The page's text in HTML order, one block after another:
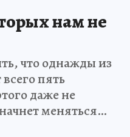
нам не
что однажды из
пять
даже не
меняться…